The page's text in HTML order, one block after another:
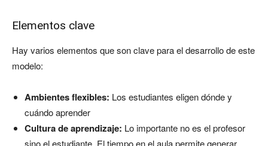
Elementos clave
Hay varios elementos que son clave para el desarrollo de este
modelo:
Ambientes flexibles: Los estudiantes eligen dónde y
cuándo aprender
Cultura de aprendizaje: Lo importante no es el profesor
sino el estudiante. El tiempo en el aula permite generar